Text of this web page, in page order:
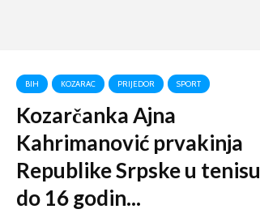
BIH KOZARAC PRIJEDOR SPORT
Kozarčanka Ajna
Kahrimanović prvakinja
Republike Srpske u tenisu
do 16 godin...